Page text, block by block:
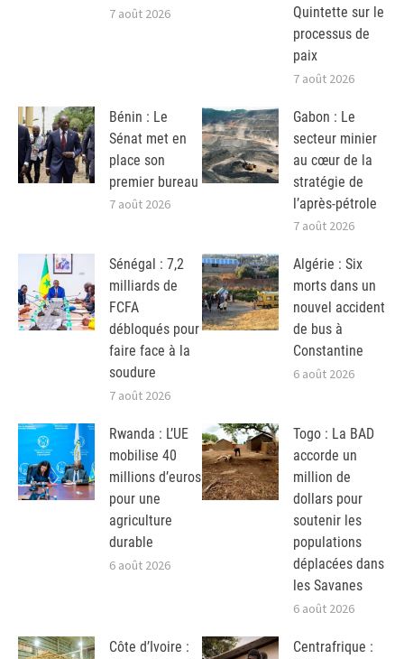
7 août 2026
Quintette sur le
processus de
paix
7 août 2026
Bénin : Le
Sénat met en
place son
premier bureau
7 août 2026
Gabon : Le
secteur minier
au cœur de la
stratégie de
l’après-pétrole
7 août 2026
Sénégal : 7,2
milliards de
FCFA
débloqués pour
faire face à la
soudure
7 août 2026
Algérie : Six
morts dans un
nouvel accident
de bus à
Constantine
6 août 2026
Rwanda : L’UE
mobilise 40
millions d’euros
pour une
agriculture
durable
6 août 2026
Togo : La BAD
accorde un
million de
dollars pour
soutenir les
populations
déplacées dans
les Savanes
6 août 2026
Côte d’Ivoire :
Centrafrique :